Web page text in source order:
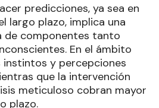
predicciones, ya sea en
largo plazo, implica una
de componentes tanto
En el ámbito
y percepciones
que la intervención
meticuloso cobran mayor
plazo.